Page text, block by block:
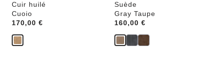
Cuir huilé
Cuoio
Price:
170,00 €
Suède
Gray Taupe
Price:
160,00 €